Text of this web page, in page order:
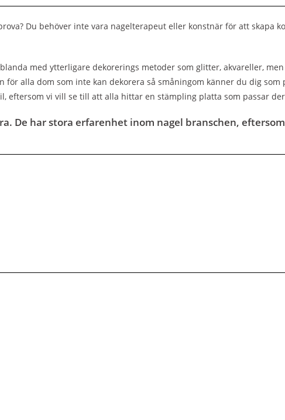
Du behöver inte vara nagelterapeut eller konstnär för att skapa
med ytterligare dekorerings metoder som glitter, akvareller, men
alla dom som inte kan dekorera så småningom känner du dig som
eftersom vi vill se till att alla hittar en stämpling platta som passar
De har stora erfarenhet inom nagel branschen,